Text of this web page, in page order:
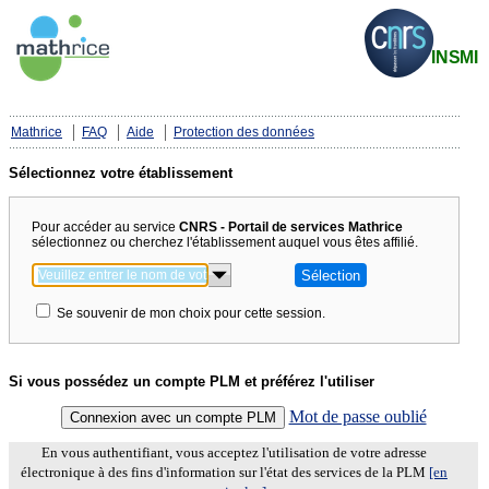
Mathrice FAQ Aide Protection des données
Sélectionnez votre établissement
Pour accéder au service CNRS - Portail de services Mathrice
sélectionnez ou cherchez l'établissement auquel vous êtes affilié.
Se souvenir de mon choix pour cette session.
Si vous possédez un compte PLM et préférez l'utiliser
Mot de passe oublié
En vous authentifiant, vous acceptez l'utilisation de votre adresse
électronique à des fins d'information sur l'état des services de la PLM [en